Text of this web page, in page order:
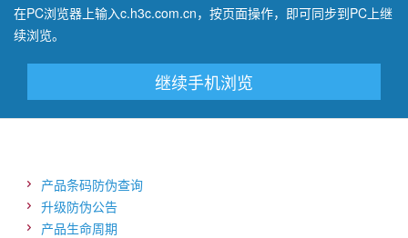
在PC浏览器上输入c.h3c.com.cn，按页面操作，即可同步到PC上继
续浏览。
继续手机浏览
产品条码防伪查询
升级防伪公告
产品生命周期